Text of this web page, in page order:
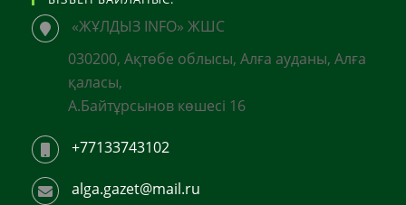
«ЖҰЛДЫЗ INFO» ЖШС
030200, Ақтөбе облысы, Алға ауданы, Алға
қаласы,
А.Байтұрсынов көшесі 16
+77133743102
alga.gazet@mail.ru